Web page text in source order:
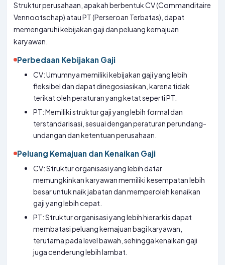
Struktur perusahaan, apakah berbentuk CV (Commanditaire
Vennootschap) atau PT (Perseroan Terbatas), dapat
memengaruhi kebijakan gaji dan peluang kemajuan
karyawan.
Perbedaan Kebijakan Gaji
CV: Umumnya memiliki kebijakan gaji yang lebih
fleksibel dan dapat dinegosiasikan, karena tidak
terikat oleh peraturan yang ketat seperti PT.
PT: Memiliki struktur gaji yang lebih formal dan
terstandarisasi, sesuai dengan peraturan perundang-
undangan dan ketentuan perusahaan.
Peluang Kemajuan dan Kenaikan Gaji
CV: Struktur organisasi yang lebih datar
memungkinkan karyawan memiliki kesempatan lebih
besar untuk naik jabatan dan memperoleh kenaikan
gaji yang lebih cepat.
PT: Struktur organisasi yang lebih hierarkis dapat
membatasi peluang kemajuan bagi karyawan,
terutama pada level bawah, sehingga kenaikan gaji
juga cenderung lebih lambat.